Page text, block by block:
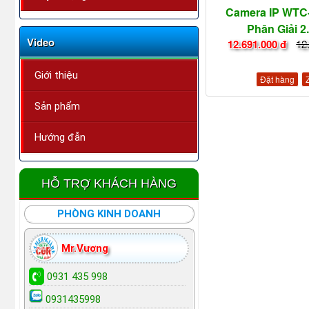
Camera IP
Phân Giải
12.691.000 đ
Đặt hàng
Video
Giới thiệu
Sản phẩm
Hướng đẫn
HỖ TRỢ KHÁCH HÀNG
PHÒNG KINH DOANH
Mr.Vương
0931 435 998
0931435998